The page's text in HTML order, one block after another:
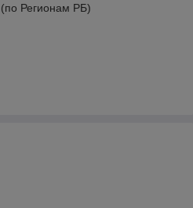
Регионам РБ)